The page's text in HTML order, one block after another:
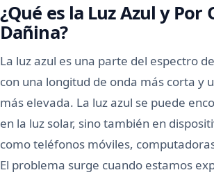
¿Qué es la Luz Azul y Por
Dañina?
La luz azul es una parte del espectro
con una longitud de onda más corta y
más elevada. La luz azul se puede
en la luz solar, sino también en
como teléfonos móviles,
El problema surge cuando estamos